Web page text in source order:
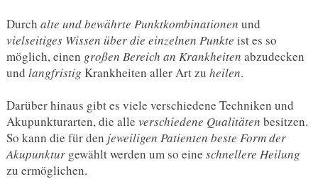
Durch alte und bewährte Punktkombinationen und
vielseitiges Wissen über die einzelnen Punkte ist es so
möglich, einen großen Bereich an Krankheiten abzudecken
und langfristig Krankheiten aller Art zu heilen.
Darüber hinaus gibt es viele verschiedene Techniken und
Akupunkturarten, die alle verschiedene Qualitäten besitzen.
So kann die für den jeweiligen Patienten beste Form der
Akupunkturgewählt werden um so eine schnellere Heilung
zu ermöglichen.